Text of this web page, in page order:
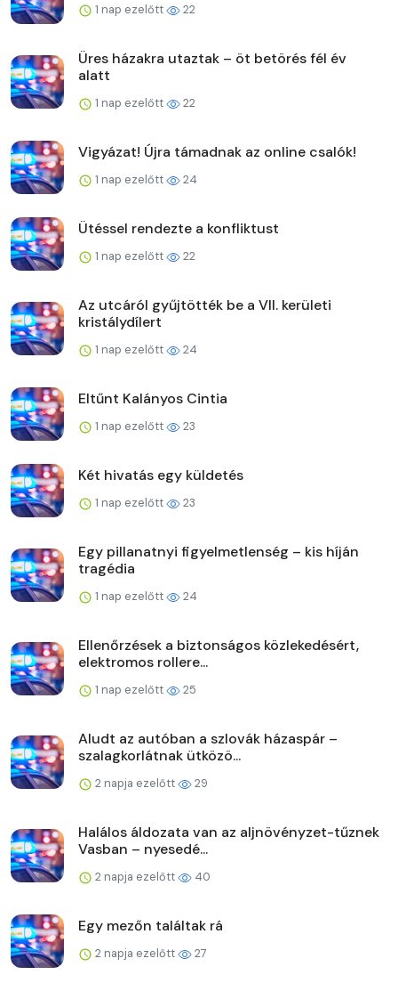
1 nap ezelőtt 22
Üres házakra utaztak – öt betörés fél év
alatt
1 nap ezelőtt 22
Vigyázat! Újra támadnak az online csalók!
1 nap ezelőtt 24
Ütéssel rendezte a konfliktust
1 nap ezelőtt 22
Az utcáról gyűjtötték be a VII. kerületi
kristálydílert
1 nap ezelőtt 24
Eltűnt Kalányos Cintia
1 nap ezelőtt 23
Két hivatás egy küldetés
1 nap ezelőtt 23
Egy pillanatnyi figyelmetlenség – kis híján
tragédia
1 nap ezelőtt 24
Ellenőrzések a biztonságos közlekedésért,
elektromos rollere...
1 nap ezelőtt 25
Aludt az autóban a szlovák házaspár –
szalagkorlátnak ütközö...
2 napja ezelőtt 29
Halálos áldozata van az aljnövényzet-tűznek
Vasban – nyesedé...
2 napja ezelőtt 40
Egy mezőn találtak rá
2 napja ezelőtt 27